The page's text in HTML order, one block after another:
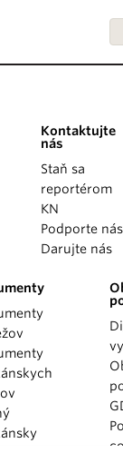
Kontaktujte
nás
Staň sa
reportérom
KN
Podporte nás
Darujte nás